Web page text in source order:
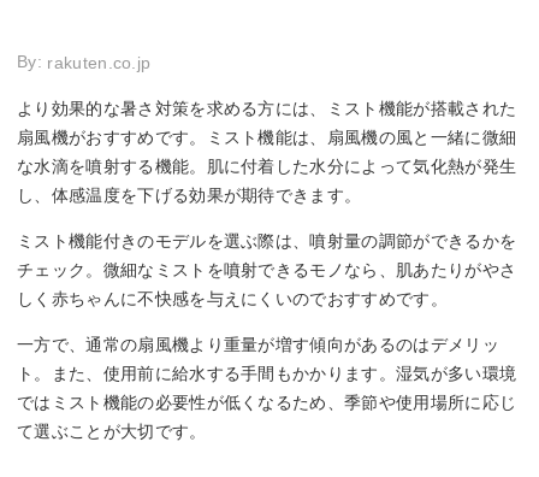
By: rakuten.co.jp
より効果的な暑さ対策を求める方には、ミスト機能が搭載された
扇風機がおすすめです。ミスト機能は、扇風機の風と一緒に微細
な水滴を噴射する機能。肌に付着した水分によって気化熱が発生
し、体感温度を下げる効果が期待できます。
ミスト機能付きのモデルを選ぶ際は、噴射量の調節ができるかを
チェック。微細なミストを噴射できるモノなら、肌あたりがやさ
しく赤ちゃんに不快感を与えにくいのでおすすめです。
一方で、通常の扇風機より重量が増す傾向があるのはデメリッ
ト。また、使用前に給水する手間もかかります。湿気が多い環境
ではミスト機能の必要性が低くなるため、季節や使用場所に応じ
て選ぶことが大切です。